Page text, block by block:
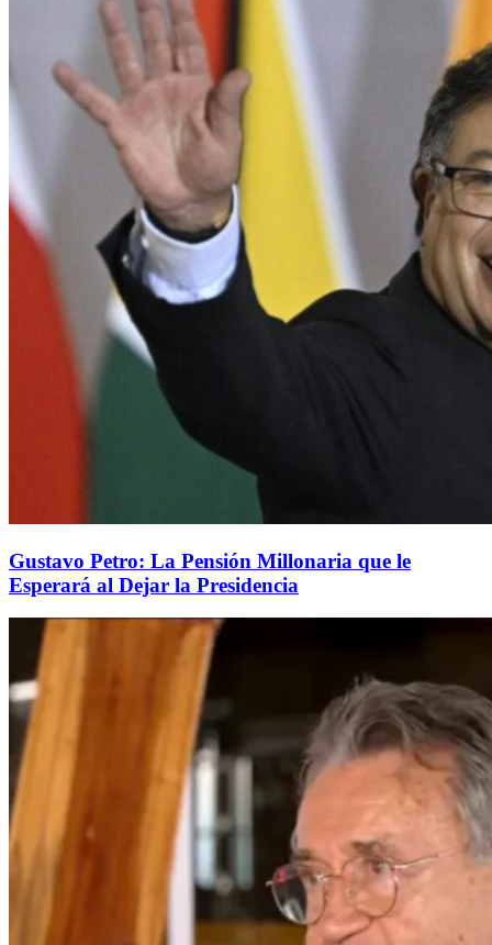
Gustavo Petro: La Pensión Millonaria que le
Esperará al Dejar la Presidencia